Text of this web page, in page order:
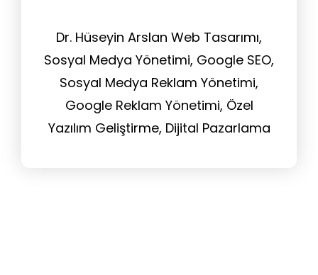
Dr. Hüseyin Arslan Web Tasarımı,
Sosyal Medya Yönetimi, Google SEO,
Sosyal Medya Reklam Yönetimi,
Google Reklam Yönetimi, Özel
Yazılım Geliştirme, Dijital Pazarlama